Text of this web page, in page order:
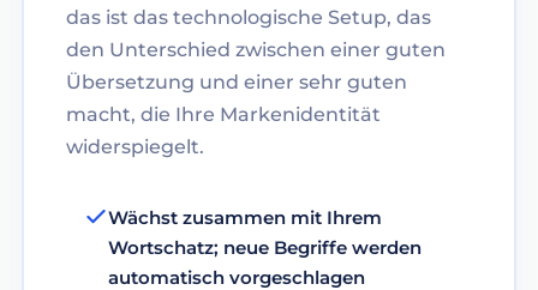
das ist das technologische Setup, das
den Unterschied zwischen einer guten
Übersetzung und einer sehr guten
macht, die Ihre Markenidentität
widerspiegelt.
Wächst zusammen mit Ihrem
Wortschatz; neue Begriffe werden
automatisch vorgeschlagen